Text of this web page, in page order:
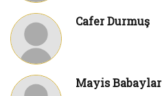
Cafer Durmuş
Mayis Babaylar